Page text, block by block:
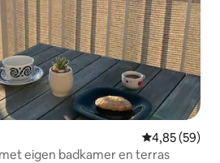
Gemiddelde
4,85 (59)
eigen badkamer en terras